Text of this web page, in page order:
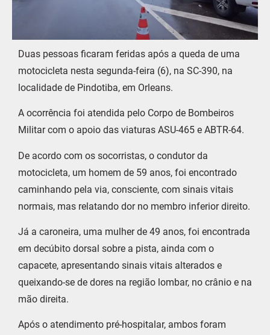
Duas pessoas ficaram feridas após a queda de uma
motocicleta nesta segunda-feira (6), na SC-390, na
localidade de Pindotiba, em Orleans.
A ocorrência foi atendida pelo Corpo de Bombeiros
Militar com o apoio das viaturas ASU-465 e ABTR-64.
De acordo com os socorristas, o condutor da
motocicleta, um homem de 59 anos, foi encontrado
caminhando pela via, consciente, com sinais vitais
normais, mas relatando dor no membro inferior direito.
Já a caroneira, uma mulher de 49 anos, foi encontrada
em decúbito dorsal sobre a pista, ainda com o
capacete, apresentando sinais vitais alterados e
queixando-se de dores na região lombar, no crânio e na
mão direita.
Após o atendimento pré-hospitalar, ambos foram